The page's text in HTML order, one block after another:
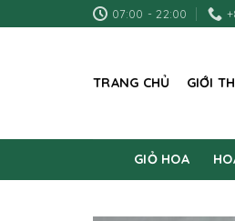
to
07:00 - 22:00
TRANG CHỦ GIỚI
GIỎ HOA